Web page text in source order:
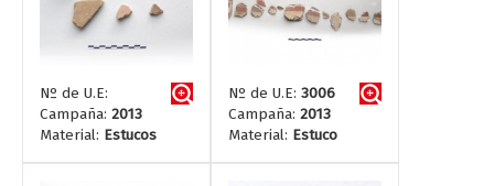
Nº de U.E:
Campaña: 2013
Material: Estucos
Nº de U.E: 3006
Campaña: 2013
Material: Estuco